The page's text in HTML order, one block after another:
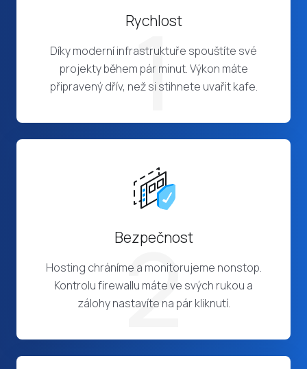
1
Rychlost
Díky moderní infrastruktuře spouštíte své
projekty během pár minut. Výkon máte
připravený dřív, než si stihnete uvařit kafe.
2
Bezpečnost
Hosting chráníme a monitorujeme nonstop.
Kontrolu firewallu máte ve svých rukou a
zálohy nastavíte na pár kliknutí.